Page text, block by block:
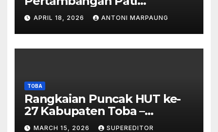
Simanjuntak – btc Akan
Investigasi Proses Perijinan
APRIL 18, 2026 ANTONI MARPAUNG
TOBA
Rangkaian Puncak HUT ke-
27 Kabupaten Toba –
Panjatkan Doa Untuk
MARCH 15, 2026 SUPEREDITOR